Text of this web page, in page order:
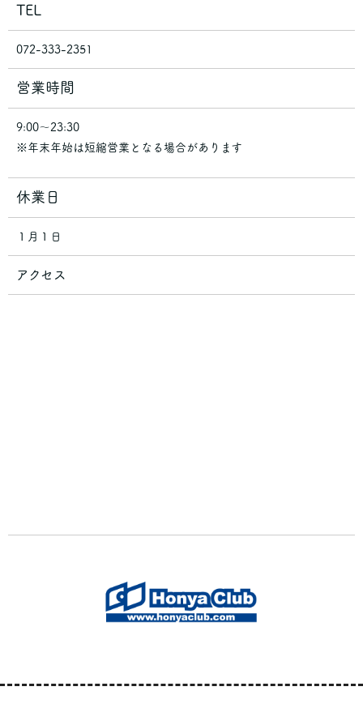
TEL
072-333-2351
営業時間
9:00～23:30
※年末年始は短縮営業となる場合があります
休業日
１月１日
アクセス